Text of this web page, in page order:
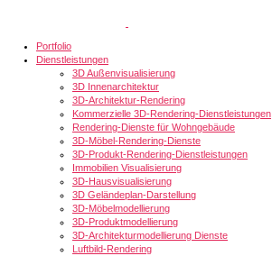
Portfolio
Dienstleistungen
3D Außenvisualisierung
3D Innenarchitektur
3D-Architektur-Rendering
Kommerzielle 3D-Rendering-Dienstleistungen
Rendering-Dienste für Wohngebäude
3D-Möbel-Rendering-Dienste
3D-Produkt-Rendering-Dienstleistungen
Immobilien Visualisierung
3D-Hausvisualisierung
3D Geländeplan-Darstellung
3D-Möbelmodellierung
3D-Produktmodellierung
3D-Architekturmodellierung Dienste
Luftbild-Rendering